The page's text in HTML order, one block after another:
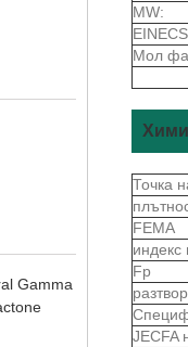
Gamma
MW:
Мол
Точка
FEMA
индекс
Fp
JECFA